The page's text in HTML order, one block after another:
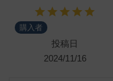
購入者
投稿日
2024/11/16